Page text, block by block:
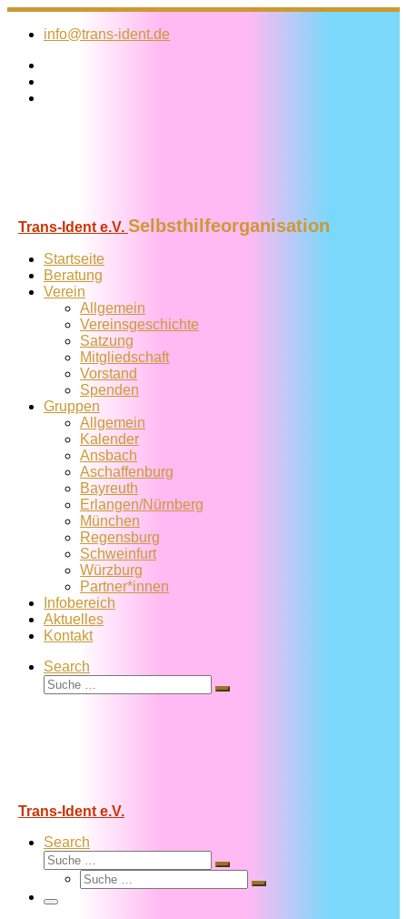
Zum
Inhalt
info@trans-ident.de
Trans-Ident e.V. Selbsthilfeorganisation
Startseite
Beratung
Verein
Allgemein
Vereins­geschichte
Satzung
Mitglied­schaft
Vorstand
Spenden
Gruppen
Allgemein
Kalender
Ansbach
Aschaffenburg
Bayreuth
Erlangen/Nürnberg
München
Regensburg
Schweinfurt
Würzburg
Partner*innen
Infobereich
Aktuelles
Kontakt
Search
Suche
Suche
Trans-Ident e.V.
Search
Suche
Suche
Suche
Suche
Menü